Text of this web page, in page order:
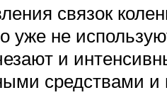
связок
не
и
средствами